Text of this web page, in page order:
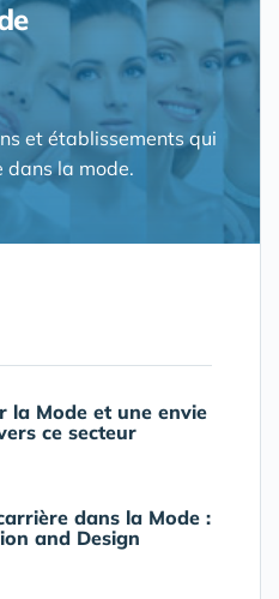
et établissements qui
dans la mode.
la Mode et une envie
ce secteur
dans la Mode :
and Design